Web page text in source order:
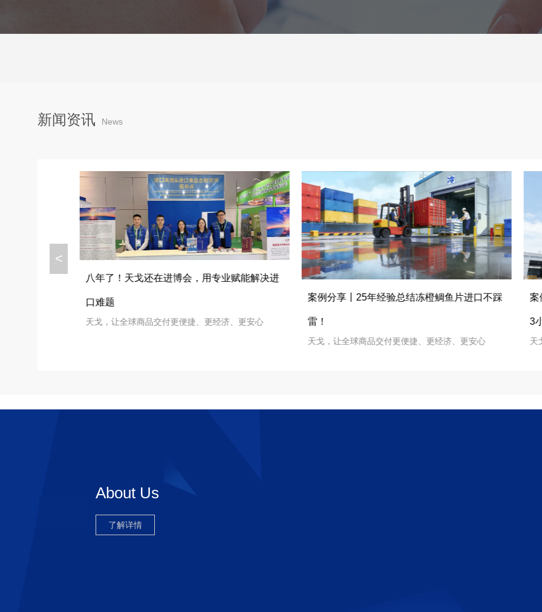
新闻资讯 News
<
八年了！天戈还在进博会，用专业赋能解决进
口难题
天戈，让全球商品交付更便捷、更经济、更安心
案例分享丨25年经验总结冻橙鲷鱼片进口不踩
雷！
天戈，让全球商品交付更便捷、更经济、更安心
案
3
天
About Us
了解详情